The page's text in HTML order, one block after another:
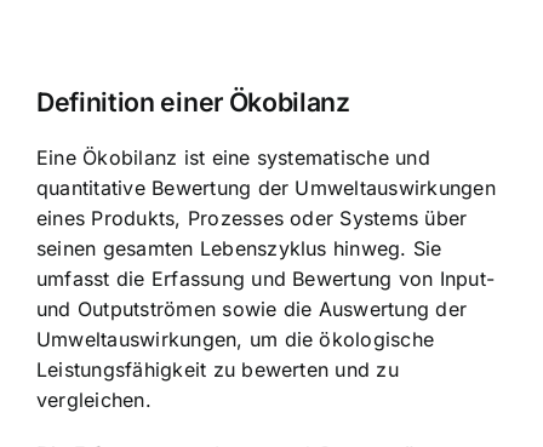
Definition einer Ökobilanz
Eine Ökobilanz ist eine systematische und
quantitative Bewertung der Umweltauswirkungen
eines Produkts, Prozesses oder Systems über
seinen gesamten Lebenszyklus hinweg. Sie
umfasst die Erfassung und Bewertung von Input-
und Outputströmen sowie die Auswertung der
Umweltauswirkungen, um die ökologische
Leistungsfähigkeit zu bewerten und zu
vergleichen.